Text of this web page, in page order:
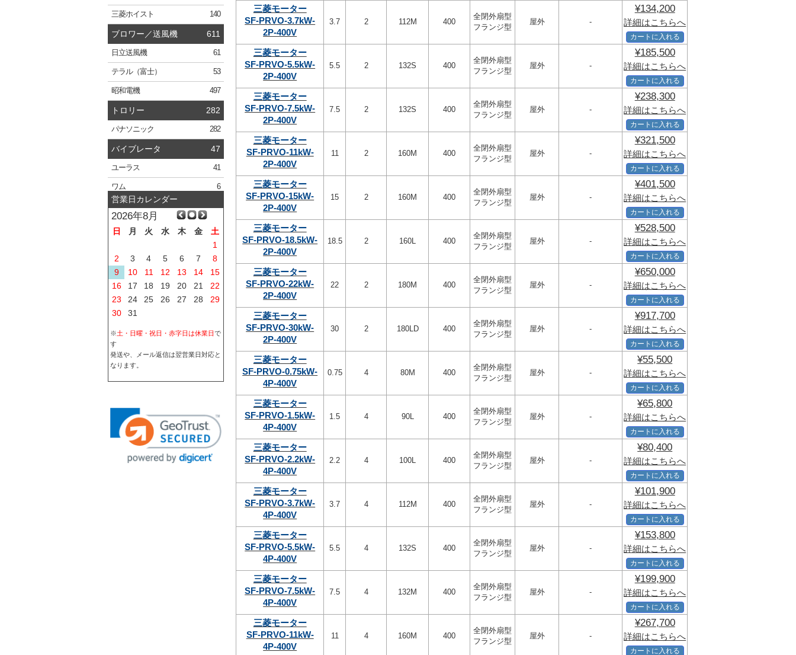
三菱ホイスト 140
ブロワー／送風機 611
日立送風機 61
テラル（富士） 53
昭和電機 497
トロリー 282
パナソニック 282
バイブレータ 47
ユーラス 41
ワム 6
営業日カレンダー
2026年8月
日 月 火 水 木 金
土
1
2
3 4 5 6 7
8
9
10 11 12 13 14
15
16
17 18 19 20 21
22
23
24 25 26 27 28
29
30
31
※土・日曜・祝日・赤字日は休業日で
す
発送や、メール返信は翌営業日対応と
なります。
三菱モーター
SF-PRVO-3.7kW-
2P-400V
3.7 2 112M 400
全閉外扇型
フランジ型
屋外 -
¥134,200
詳細はこちらへ
カートに入れる
三菱モーター
SF-PRVO-5.5kW-
2P-400V
5.5 2 132S 400
全閉外扇型
フランジ型
屋外 -
¥185,500
詳細はこちらへ
カートに入れる
三菱モーター
SF-PRVO-7.5kW-
2P-400V
7.5 2 132S 400
全閉外扇型
フランジ型
屋外 -
¥238,300
詳細はこちらへ
カートに入れる
三菱モーター
SF-PRVO-11kW-
2P-400V
11 2 160M 400
全閉外扇型
フランジ型
屋外 -
¥321,500
詳細はこちらへ
カートに入れる
三菱モーター
SF-PRVO-15kW-
2P-400V
15 2 160M 400
全閉外扇型
フランジ型
屋外 -
¥401,500
詳細はこちらへ
カートに入れる
三菱モーター
SF-PRVO-18.5kW-
2P-400V
18.5 2 160L 400
全閉外扇型
フランジ型
屋外 -
¥528,500
詳細はこちらへ
カートに入れる
三菱モーター
SF-PRVO-22kW-
2P-400V
22 2 180M 400
全閉外扇型
フランジ型
屋外 -
¥650,000
詳細はこちらへ
カートに入れる
三菱モーター
SF-PRVO-30kW-
2P-400V
30 2 180LD 400
全閉外扇型
フランジ型
屋外 -
¥917,700
詳細はこちらへ
カートに入れる
三菱モーター
SF-PRVO-0.75kW-
4P-400V
0.75 4 80M 400
全閉外扇型
フランジ型
屋外 -
¥55,500
詳細はこちらへ
カートに入れる
三菱モーター
SF-PRVO-1.5kW-
4P-400V
1.5 4 90L 400
全閉外扇型
フランジ型
屋外 -
¥65,800
詳細はこちらへ
カートに入れる
三菱モーター
SF-PRVO-2.2kW-
4P-400V
2.2 4 100L 400
全閉外扇型
フランジ型
屋外 -
¥80,400
詳細はこちらへ
カートに入れる
三菱モーター
SF-PRVO-3.7kW-
4P-400V
3.7 4 112M 400
全閉外扇型
フランジ型
屋外 -
¥101,900
詳細はこちらへ
カートに入れる
三菱モーター
SF-PRVO-5.5kW-
4P-400V
5.5 4 132S 400
全閉外扇型
フランジ型
屋外 -
¥153,800
詳細はこちらへ
カートに入れる
三菱モーター
SF-PRVO-7.5kW-
4P-400V
7.5 4 132M 400
全閉外扇型
フランジ型
屋外 -
¥199,900
詳細はこちらへ
カートに入れる
三菱モーター
SF-PRVO-11kW-
4P-400V
11 4 160M 400
全閉外扇型
フランジ型
屋外 -
¥267,700
詳細はこちらへ
カートに入れる